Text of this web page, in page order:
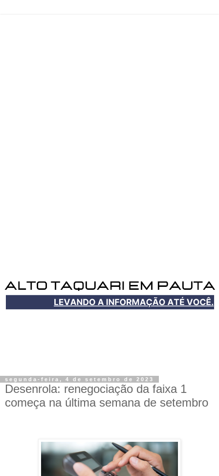
segunda-feira, 4 de setembro de 2023
Desenrola: renegociação da faixa 1
começa na última semana de setembro